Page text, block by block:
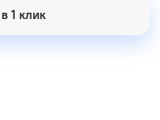
1 клик